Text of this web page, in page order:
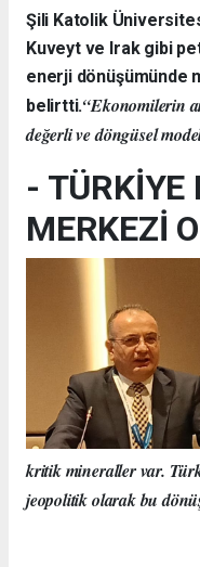
Şili Katolik
Kuveyt ve Irak gibi
enerji dönüşümünde
belirtti.“Ekonomilerin
değerli ve döngüsel
- TÜRKİYE
MERKEZİ
kritik mineraller var.
jeopolitik olarak bu